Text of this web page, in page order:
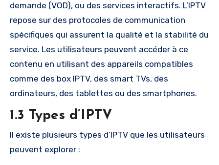
demande (VOD), ou des services interactifs. L’IPTV
repose sur des protocoles de communication
spécifiques qui assurent la qualité et la stabilité du
service. Les utilisateurs peuvent accéder à ce
contenu en utilisant des appareils compatibles
comme des box IPTV, des smart TVs, des
ordinateurs, des tablettes ou des smartphones.
1.3 Types d’IPTV
Il existe plusieurs types d’IPTV que les utilisateurs
peuvent explorer :